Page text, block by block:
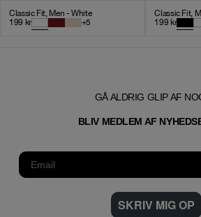
Classic Fit, Men - White
199 kr +5
Classic Fit,
199 kr
GÅ ALDRIG GLIP AF
BLIV MEDLEM AF
SKRIV MIG OP